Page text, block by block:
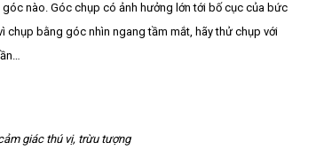
nào. Góc chụp có ảnh hưởng lớn tới bố cục của bức
chụp bằng góc nhìn ngang tầm mắt, hãy thử chụp với
giác thú vị, trừu tượng